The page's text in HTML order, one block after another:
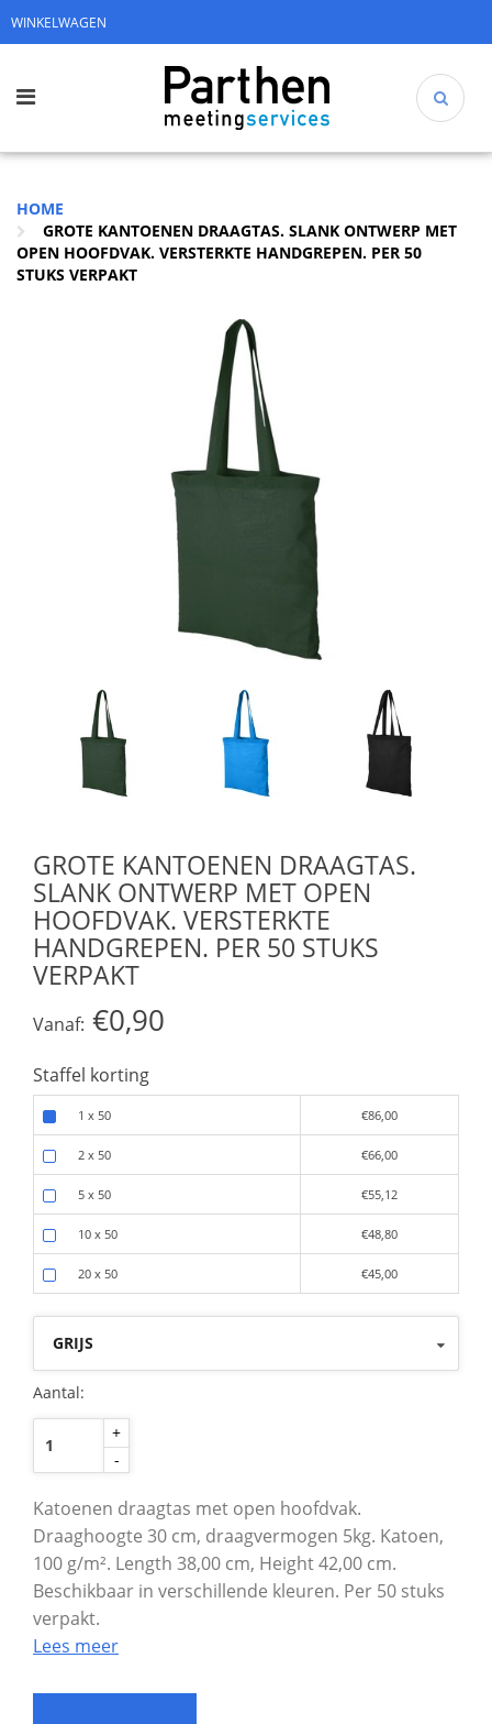
WINKELWAGEN
HOME
GROTE KANTOENEN DRAAGTAS. SLANK ONTWERP MET
OPEN HOOFDVAK. VERSTERKTE HANDGREPEN. PER 50
STUKS VERPAKT
GROTE KANTOENEN DRAAGTAS.
SLANK ONTWERP MET OPEN
HOOFDVAK. VERSTERKTE
HANDGREPEN. PER 50 STUKS
VERPAKT
Vanaf: €0,90
Staffel korting
1 x 50 €86,00
2 x 50 €66,00
5 x 50 €55,12
10 x 50 €48,80
20 x 50 €45,00
GRIJS
Aantal:
+
-
Katoenen draagtas met open hoofdvak.
Draaghoogte 30 cm, draagvermogen 5kg. Katoen,
100 g/m². Length 38,00 cm, Height 42,00 cm.
Beschikbaar in verschillende kleuren. Per 50 stuks
verpakt.
Lees meer